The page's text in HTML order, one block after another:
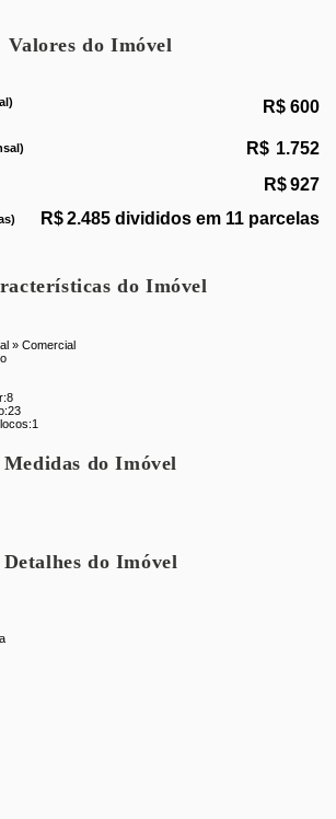
um ambiente confortável e
advocacia
em geral
Valores do Imóvel
R$ 600
R$2.485 divididos em 11 parcelas
R$927
R$ 1.752
do Imóvel
» Comercial
8
23
1
Medidas do Imóvel
Detalhes do Imóvel